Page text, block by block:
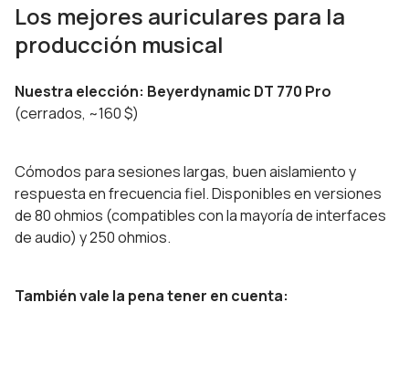
Los mejores auriculares para la
producción musical
Nuestra elección: Beyerdynamic DT 770 Pro
(cerrados, ~160 $)
Cómodos para sesiones largas, buen aislamiento y
respuesta en frecuencia fiel. Disponibles en versiones
de 80 ohmios (compatibles con la mayoría de interfaces
de audio) y 250 ohmios.
También vale la pena tener en cuenta: